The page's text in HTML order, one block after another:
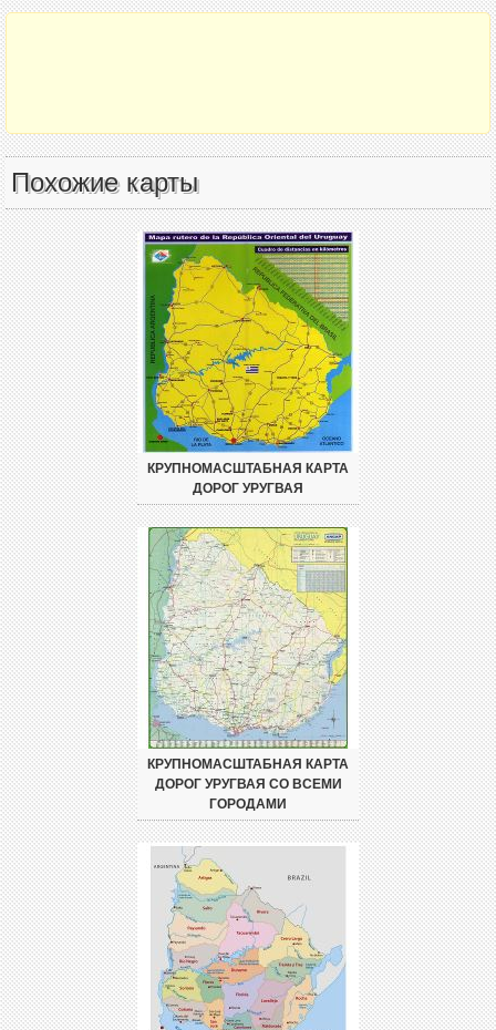
Похожие карты
КРУПНОМАСШТАБНАЯ КАРТА
ДОРОГ УРУГВАЯ
КРУПНОМАСШТАБНАЯ КАРТА
ДОРОГ УРУГВАЯ СО ВСЕМИ
ГОРОДАМИ